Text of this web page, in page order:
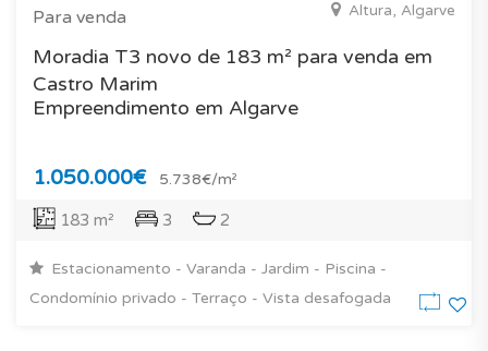
Para venda Altura, Algarve
Moradia T3 novo de 183 m² para venda em
Castro Marim
Empreendimento em Algarve
1.050.000€ 5.738€/m²
183 m² 3 2
Estacionamento - Varanda - Jardim - Piscina -
Condomínio privado - Terraço - Vista desafogada